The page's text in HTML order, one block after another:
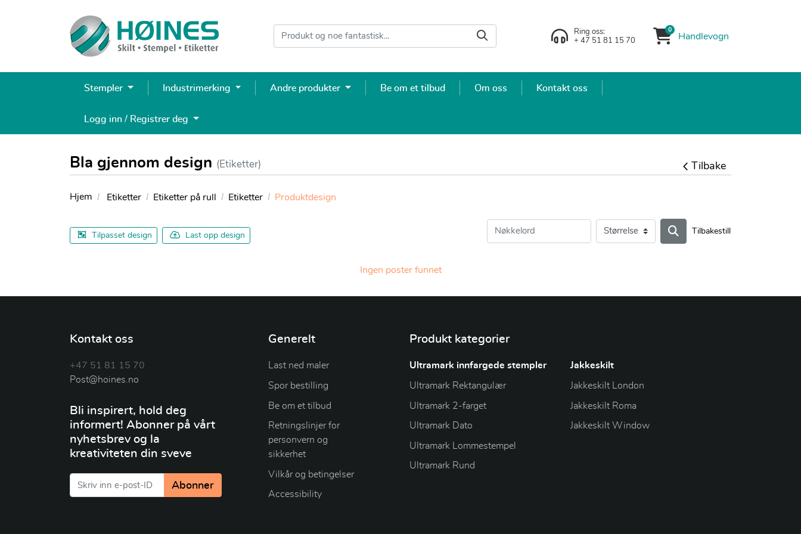
Ring oss:
+ 47 51 81 15 70
HandlevognHandlevogn
0
Stempler Industrimerking Andre produkter Be om et tilbud Om oss Kontakt oss
Logg inn / Registrer deg
Bla gjennom design (Etiketter) Tilbake
Hjem Etiketter Etiketter på rull Etiketter Produktdesign
Tilpasset design Last opp design Tilbakestill
Ingen poster funnet
Kontakt oss
+47 51 81 15 70
Post@hoines.no
Bli inspirert, hold deg
informert! Abonner på vårt
nyhetsbrev og la
kreativiteten din sveve
Abonner
Generelt
Last ned maler
Spor bestilling
Be om et tilbud
Retningslinjer for
personvern og
sikkerhet
Vilkår og betingelser
Accessibility
Produkt kategorier
Ultramark innfargede stempler
Ultramark Rektangulær
Ultramark 2-farget
Ultramark Dato
Ultramark Lommestempel
Ultramark Rund
Jakkeskilt
Jakkeskilt London
Jakkeskilt Roma
Jakkeskilt Window